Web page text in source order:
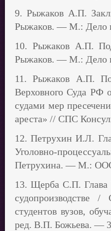
9. Рыжаков А.П.
Рыжаков. — М.: Дело
10. Рыжаков А.П.
Рыжаков. — М.: Дело
11. Рыжаков А.П.
Верховного Суда РФ
судами мер
ареста» // СПС
12. Петрухин И.Л.
Уголовно-
Петрухина. — М.:
13. Щерба С.П. Глава
студентов вузов,
ред. В.П. Божьева. —